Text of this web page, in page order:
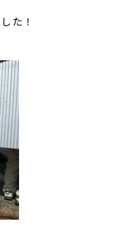
た！